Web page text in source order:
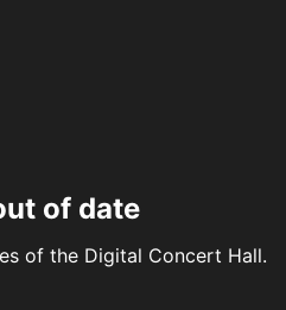
of date
of the Digital Concert Hall.